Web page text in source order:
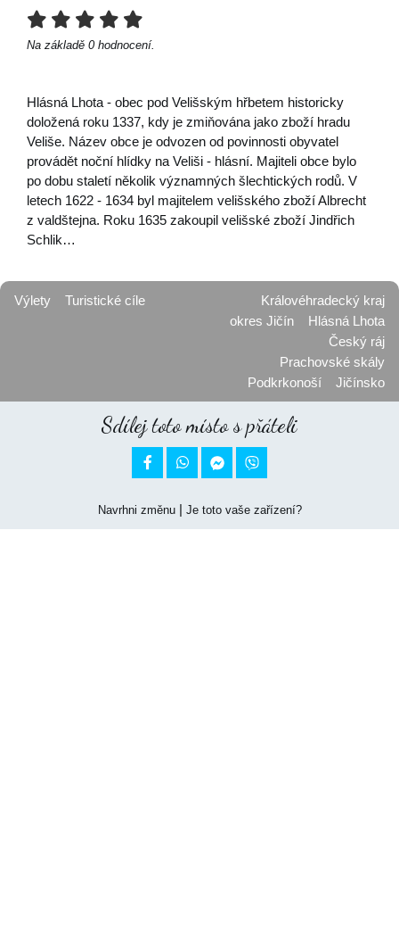
Na základě 0 hodnocení.
Hlásná Lhota - obec pod Velišským hřbetem historicky
doložená roku 1337, kdy je zmiňována jako zboží hradu
Veliše. Název obce je odvozen od povinnosti obyvatel
provádět noční hlídky na Veliši - hlásní. Majiteli obce bylo
po dobu staletí několik významných šlechtických rodů. V
letech 1622 - 1634 byl majitelem velišského zboží Albrecht
z valdštejna. Roku 1635 zakoupil velišské zboží Jindřich
Schlik…
Výlety Turistické cíle
Královéhradecký kraj
okres Jičín
Hlásná Lhota
Český ráj
Prachovské skály
Podkrkonoší
Jičínsko
Sdílej toto místo s přáteli
 
Navrhni změnu| Je toto vaše zařízení?